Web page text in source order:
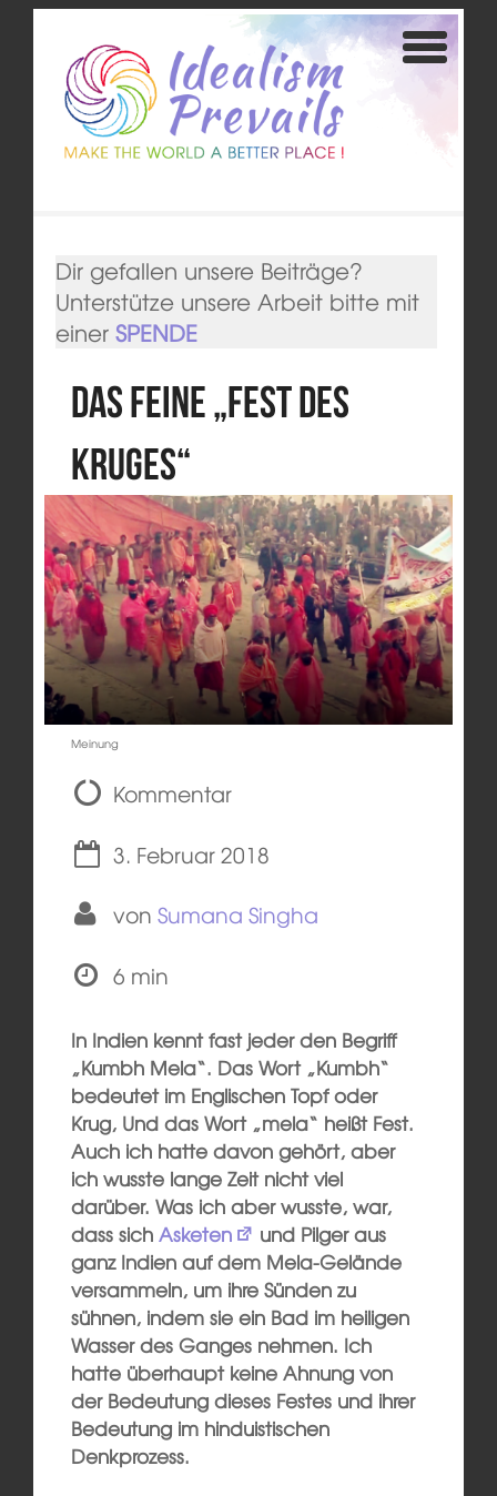
Dir gefallen unsere Beiträge?
Unterstütze unsere Arbeit bitte mit
einer SPENDE
Das feine „Fest des
Kruges“
Meinung
Kommentar
3. Februar 2018
von Sumana Singha
6 min
In Indien kennt fast jeder den Begriff
„Kumbh Mela“. Das Wort „Kumbh“
bedeutet im Englischen Topf oder
Krug, Und das Wort „mela“ heißt Fest.
Auch ich hatte davon gehört, aber
ich wusste lange Zeit nicht viel
darüber. Was ich aber wusste, war,
dass sich Asketen
und Pilger aus
ganz Indien auf dem Mela-Gelände
versammeln, um ihre Sünden zu
sühnen, indem sie ein Bad im heiligen
Wasser des Ganges nehmen. Ich
hatte überhaupt keine Ahnung von
der Bedeutung dieses Festes und ihrer
Bedeutung im hinduistischen
Denkprozess.